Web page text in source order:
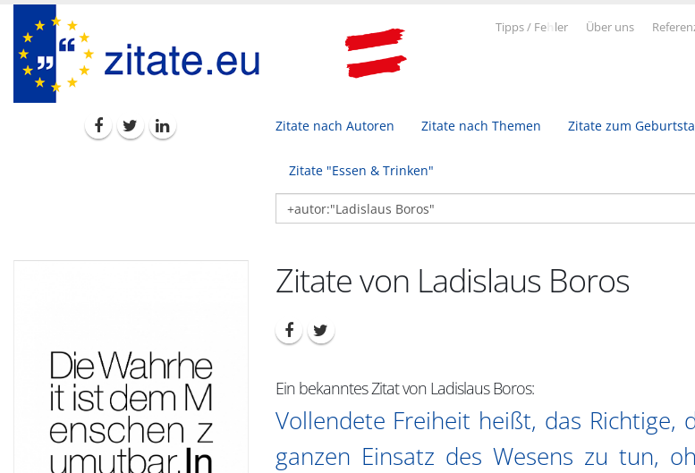
Tipps / Fe ler Über uns
Zitate nach Autoren Zitate nach Themen Zitate zum
Zitate "Essen & Trinken"
Zitate von Ladislaus Boros
Ein bekanntes Zitat von Ladislaus Boros:
Vollendete Freiheit heißt, das
ganzen Einsatz des Wesens zu tun,